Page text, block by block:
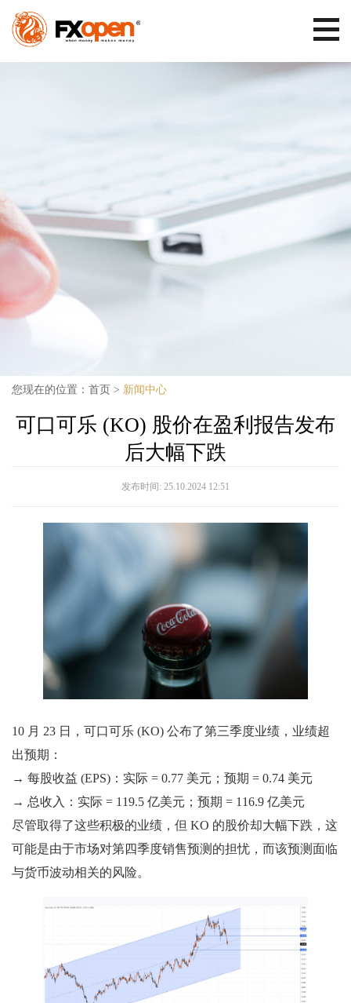
您现在的位置： 首页 > 新闻中心
可口可乐 (KO) 股价在盈利报告发布
后大幅下跌
发布时间: 25.10.2024 12:51
10 月 23 日，可口可乐 (KO) 公布了第三季度业绩，业绩超
出预期：
→ 每股收益 (EPS)：实际 = 0.77 美元；预期 = 0.74 美元
→ 总收入：实际 = 119.5 亿美元；预期 = 116.9 亿美元
尽管取得了这些积极的业绩，但 KO 的股价却大幅下跌，这
可能是由于市场对第四季度销售预测的担忧，而该预测面临
与货币波动相关的风险。